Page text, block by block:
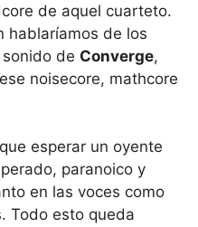
de aquel cuarteto.
hablaríamos de los
de Converge,
noisecore, mathcore
esperar un oyente
paranoico y
en las voces como
Todo esto queda